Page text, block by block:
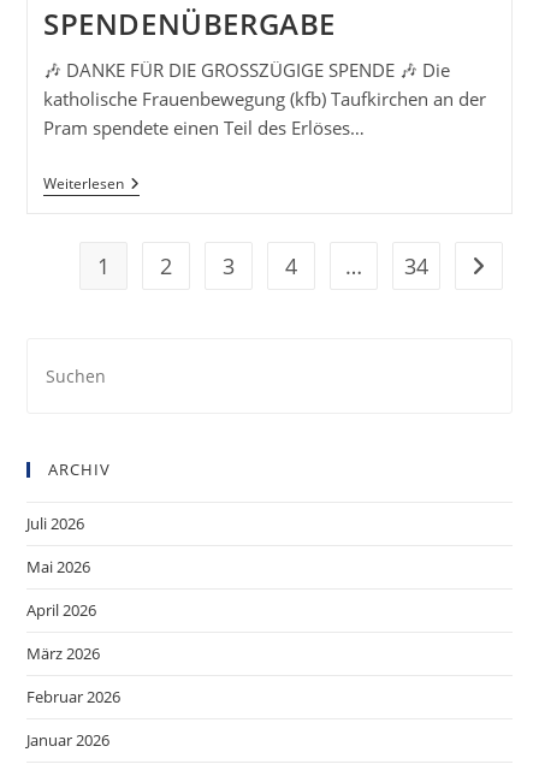
Marienkirchen
Schärding
SPENDENÜBERGABE
🎶 DANKE FÜR DIE GROSSZÜGIGE SPENDE 🎶 Die
katholische Frauenbewegung (kfb) Taufkirchen an der
Pram spendete einen Teil des Erlöses…
WeiterlesenSpendenübergabe
1 2 3 4 … 34 Zur
ARCHIV
Juli 2026
Mai 2026
April 2026
März 2026
Februar 2026
Januar 2026